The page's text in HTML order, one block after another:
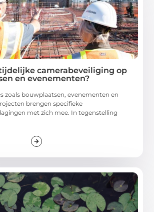
camerabeveiliging op
en evenementen?
zoals bouwplaatsen, evenementen en
brengen specifieke
met zich mee. In tegenstelling